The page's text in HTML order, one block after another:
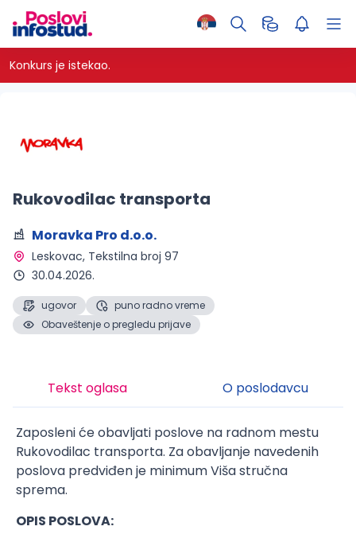
Konkurs je istekao.
Rukovodilac transporta
Moravka Pro d.o.o.
Leskovac, Tekstilna broj 97
30.04.2026.
ugovor
puno radno vreme
Obaveštenje o pregledu prijave
Tekst oglasa O poslodavcu
Zaposleni će obavljati poslove na radnom mestu
Rukovodilac transporta. Za obavljanje navedenih
poslova predviđen je minimum Viša stručna
sprema.
OPIS POSLOVA: